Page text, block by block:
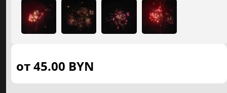
Средние салюты
⚡️ от 80р. до 180р.
от 45.00 BYN